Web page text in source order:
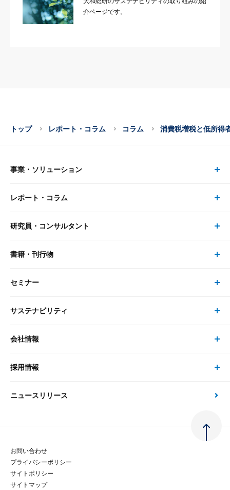
介ページです。
トップ レポート・コラム コラム 消費税増税と低所得
事業・ソリューション
事業・ソリューション トップ
リサーチ
大和総研の強み
先端テクノロジーに基づく新たな価値の創出
レポート・コラム
レポート・コラム トップ
最新のレポート・コラム
政策分析
金融経済教育等
研究員・コンサルタント
研究員・コンサルタント トップ
研究員
書籍・刊行物
書籍・刊行物 トップ
書籍
セミナー
セミナー トップ
現在受付中のセミナー・イベント
サステナビリティ
サステナビリティの取り組み
次世代社会への貢献
マルチステークホルダー方針
会社情報
会社情報 トップ
会社概要・役員一覧
大和総研の歩み
採用情報
採用情報 トップ
経験者採用
ニュースリリース
お問い合わせ
プライバシーポリシー
サイトポリシー
サイトマップ